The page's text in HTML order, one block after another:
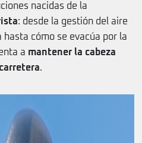
nacidas de la
: desde la gestión del aire
cómo se evacúa por la
a mantener la cabeza
.